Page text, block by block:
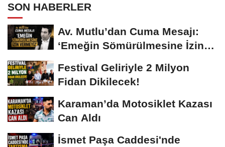
SON HABERLER
Av. Mutlu’dan Cuma Mesajı:
‘Emeğin Sömürülmesine İzin
Festival Geliriyle 2 Milyon
Fidan Dikilecek!
Karaman’da Motosiklet Kazası
Can Aldı
İsmet Paşa Caddesi'nde